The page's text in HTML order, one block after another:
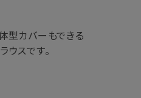
型カバーもできる
ウスです。